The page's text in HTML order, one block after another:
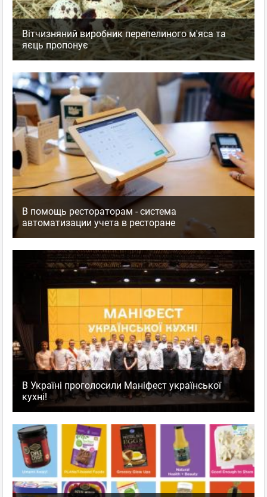
Вітчизняний виробник перепелиного м'яса та
яєць пропонує
В помощь рестораторам - система
автоматизации учета в ресторане
В Україні проголосили Маніфест української
кухні!